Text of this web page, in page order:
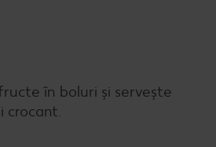
în boluri și servește
crocant.